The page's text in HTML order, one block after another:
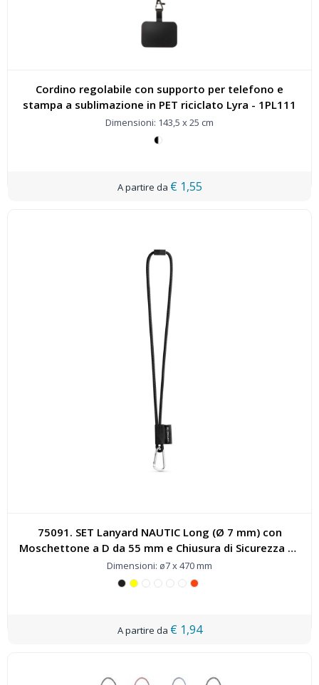
Cordino regolabile con supporto per telefono e
stampa a sublimazione in PET riciclato Lyra - 1PL111
Dimensioni: 143,5 x 25 cm
€ 1,55
75091. SET Lanyard NAUTIC Long (Ø 7 mm) con
Moschettone a D da 55 mm e Chiusura di Sicurezza da
Ø 7 mm - 75091
Dimensioni: ø7 x 470 mm
€ 1,94